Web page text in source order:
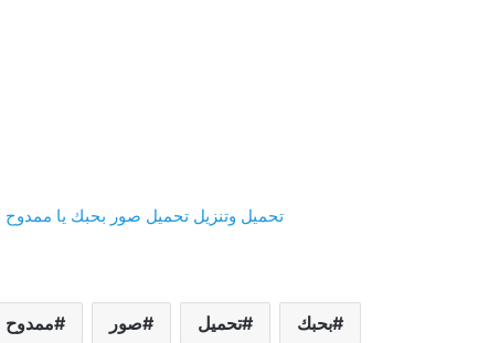
تحميل وتنزيل تحميل صور بحبك يا ممدوح
بحبك تحميل صور ممدوح